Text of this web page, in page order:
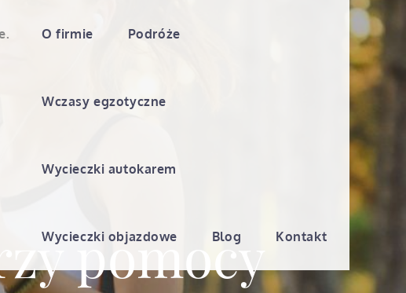
O firmie Podróże
Wczasy egzotyczne
Wycieczki autokarem
Wycieczki objazdowe Blog Kontakt
pomocy